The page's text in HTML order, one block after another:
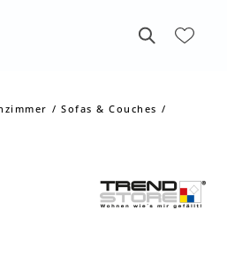
Sofas & Couches